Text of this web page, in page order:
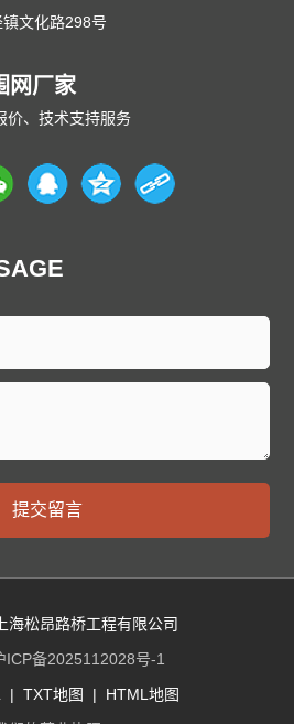
镇文化路298号
网厂家
价、技术支持服务
提交留言
海松昂路桥工程有限公司
ICP备2025112028号-1
| TXT地图 | HTML地图